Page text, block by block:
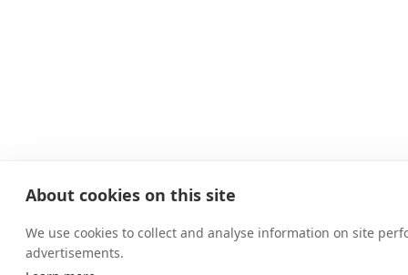
About cookies on this site
We use cookies to collect and analyse information on site
advertisements.